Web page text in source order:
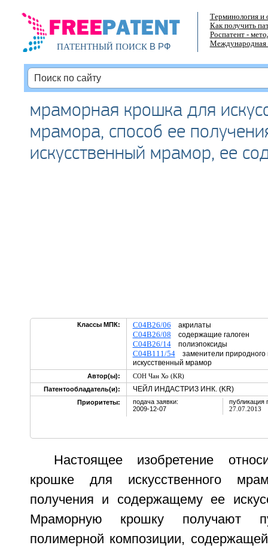
ПАТЕНТНЫЙ ПОИСКВ РФ
Терминология и
Как получить
Роспатент -
Международная
мраморная крошка для
мрамора, способ ее
искусственный мрамор, ее
Классы МПК: C04B26/06 акрилаты
C04B26/08 содержащие галоген
C04B26/14полиэпоксиды
C04B111/54заменители природного
искусственный мрамор
Автор(ы):
СОН Чан Хо (KR)
Патентообладатель(и):
ЧЕЙЛ ИНДАСТРИЗ ИНК. (KR)
Приоритеты:
подача заявки:
2009-12-07
публикация
27.07.2013
Настоящее изобретение
крошке для искусственного
получения и содержащему ее
Мраморную крошку получают
полимерной композиции,